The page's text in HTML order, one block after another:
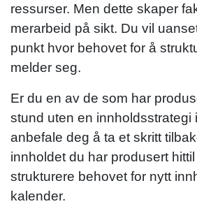
ressurser. Men dette skaper
merarbeid på sikt. Du vil
punkt hvor behovet for å
melder seg.
Er du en av de som har
stund uten en innholdsstrategi
anbefale deg å ta et skritt
innholdet du har produsert
strukturere behovet for nytt
kalender.